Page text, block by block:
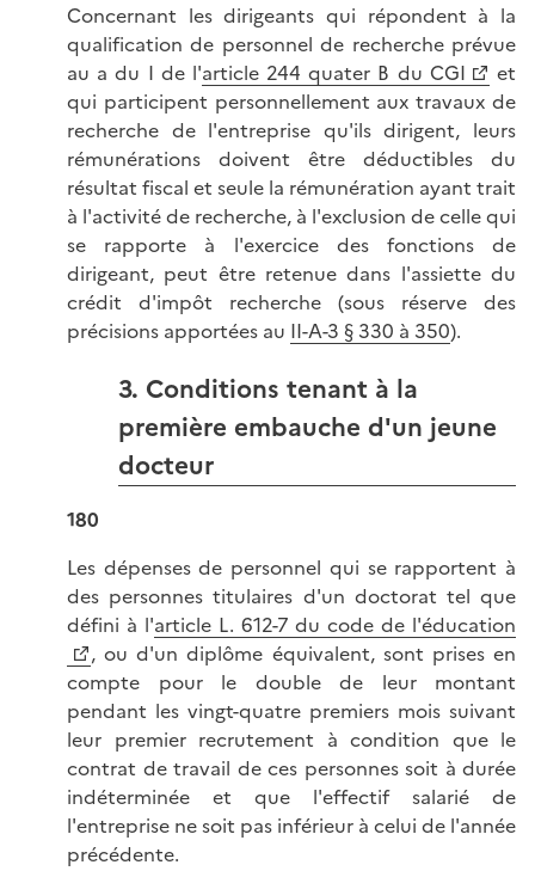
Concernant les dirigeants qui répondent à la
qualification de personnel de recherche prévue
au a du I de l'article 244 quater B du CGI
et
qui participent personnellement aux travaux de
recherche de l'entreprise qu'ils dirigent, leurs
rémunérations doivent être déductibles du
résultat fiscal et seule la rémunération ayant trait
à l'activité de recherche, à l'exclusion de celle qui
se rapporte à l'exercice des fonctions de
dirigeant, peut être retenue dans l'assiette du
crédit d'impôt recherche (sous réserve des
précisions apportées au II-A-3 § 330 à 350).
3. Conditions tenant à la
première embauche d'un jeune
docteur
180
Les dépenses de personnel qui se rapportent à
des personnes titulaires d'un doctorat tel que
défini à l'article L. 612-7 du code de l'éducation
, ou d'un diplôme équivalent, sont prises en
compte pour le double de leur montant
pendant les vingt-quatre premiers mois suivant
leur premier recrutement à condition que le
contrat de travail de ces personnes soit à durée
indéterminée et que l'effectif salarié de
l'entreprise ne soit pas inférieur à celui de l'année
précédente.